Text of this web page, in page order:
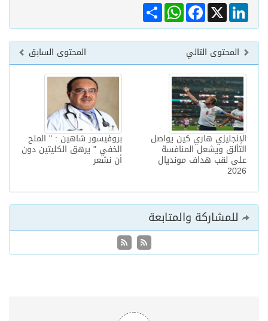
Share
WhatsAppFacebook X
LinkedIn
المحتوى السابق المحتوى التالي
بروفيسور شاهين : " الملح
الخفي " يرهق الكليتين دون
أن نشعر
الإنجليزي هاري كين يواصل
التألق ويشعل المنافسة
على لقب هداف مونديال
2026
للمشاركة والمتابعة